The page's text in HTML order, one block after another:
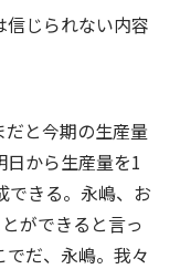
信じられない内容
だと今期の生産量
から生産量を1
できる。永嶋、お
ができると言っ
だ、永嶋。我々